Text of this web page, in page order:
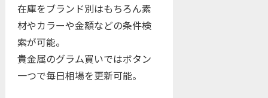
在庫をブランド別はもちろん素
材やカラーや金額などの条件検
索が可能。
貴金属のグラム買いではボタン
一つで毎日相場を更新可能。